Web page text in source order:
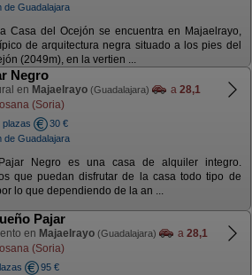
de Guadalajara
Casa del Ocejón se encuentra en Majaelrayo,
de arquitectura negra situado a los pies del
(2049m), en la vertien ...
Negro
en Majaelrayo (Guadalajara) a 28,1
(Soria)
plazas
30 €
de Guadalajara
Negro es una casa de alquiler integro.
que puedan disfrutar de la casa todo tipo de
lo que dependiendo de la an ...
Pajar
en Majaelrayo (Guadalajara) a 28,1
(Soria)
95 €